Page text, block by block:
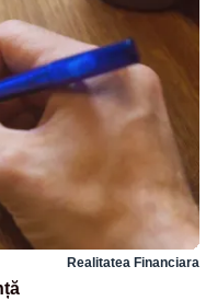
Realitatea Financiara